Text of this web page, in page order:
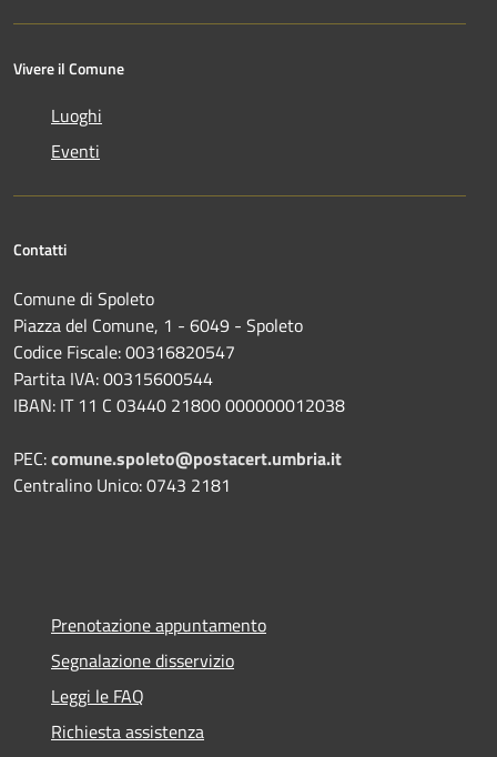
Vivere il Comune
Luoghi
Eventi
Contatti
Comune di Spoleto
Piazza del Comune, 1 - 6049 - Spoleto
Codice Fiscale: 00316820547
Partita IVA: 00315600544
IBAN: IT 11 C 03440 21800 000000012038
PEC:comune.spoleto@postacert.umbria.it
Centralino Unico: 0743 2181
Prenotazione appuntamento
Segnalazione disservizio
Leggi le FAQ
Richiesta assistenza